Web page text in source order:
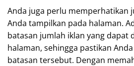
Anda juga perlu memperhatikan
Anda tampilkan pada halaman.
batasan jumlah iklan yang dapat
halaman, sehingga pastikan
batasan tersebut. Dengan